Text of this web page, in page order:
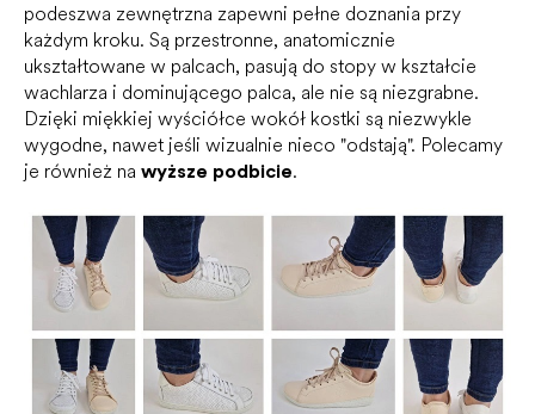
podeszwa zewnętrzna zapewni pełne doznania przy
każdym kroku. Są przestronne, anatomicznie
ukształtowane w palcach, pasują do stopy w kształcie
wachlarza i dominującego palca, ale nie są niezgrabne.
Dzięki miękkiej wyściółce wokół kostki są niezwykle
wygodne, nawet jeśli wizualnie nieco "odstają". Polecamy
je również na wyższe podbicie.